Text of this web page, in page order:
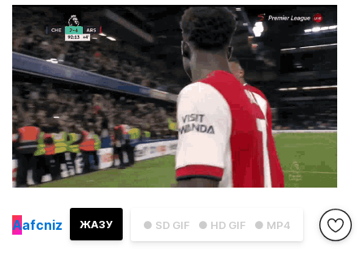
● SD GIF ● HD GIF ● MP4
ЖАЗУ
Aafcniz